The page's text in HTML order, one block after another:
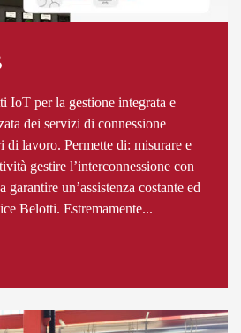
IoT per la gestione integrata e
dei servizi di connessione
di lavoro. Permette di: misurare e
gestire l’interconnessione con
garantire un’assistenza costante ed
Belotti. Estremamente...